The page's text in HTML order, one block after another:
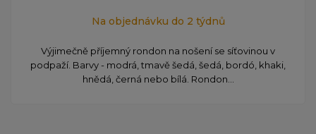
Na objednávku do 2 týdnů
Výjimečně příjemný rondon na nošení se síťovinou v
podpaží. Barvy - modrá, tmavě šedá, šedá, bordó, khaki,
hnědá, černá nebo bílá. Rondon...